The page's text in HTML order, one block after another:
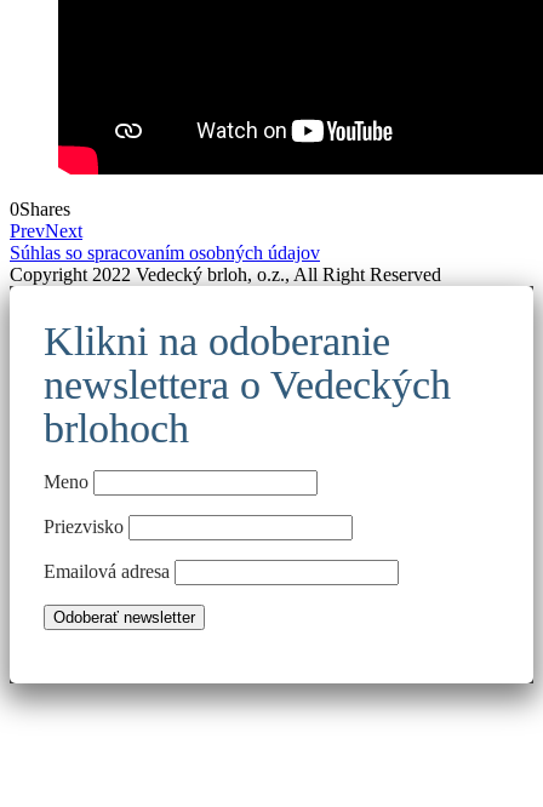
0Shares
PrevNext
Súhlas so spracovaním osobných údajov
Copyright 2022 Vedecký brloh, o.z., All Right Reserved
Klikni na odoberanie
newslettera o Vedeckých
brlohoch
Meno
Priezvisko
Emailová adresa